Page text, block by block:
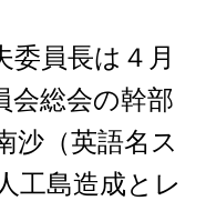
員長は４月
会総会の幹部
沙（英語名ス
工島造成とレ